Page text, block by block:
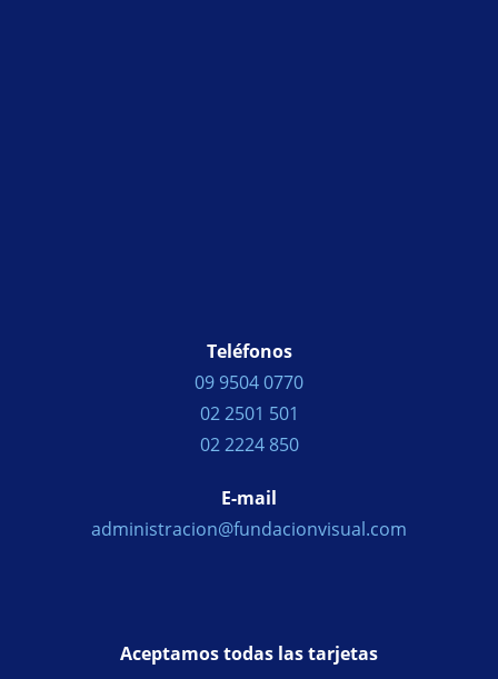
Teléfonos
09 9504 0770
02 2501 501
02 2224 850
E-mail
administracion@fundacionvisual.com
Aceptamos todas las tarjetas